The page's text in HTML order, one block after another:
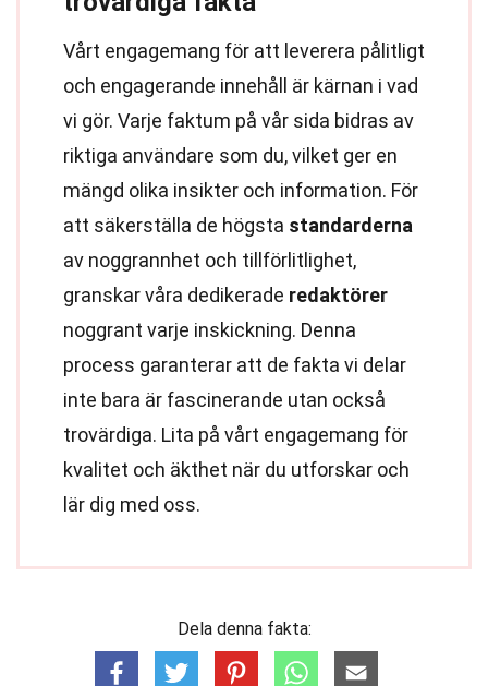
Vårt engagemang för att leverera pålitligt
och engagerande innehåll är kärnan i vad
vi gör. Varje faktum på vår sida bidras av
riktiga användare som du, vilket ger en
mängd olika insikter och information. För
att säkerställa de högsta standarderna
av noggrannhet och tillförlitlighet,
granskar våra dedikerade redaktörer
noggrant varje inskickning. Denna
process garanterar att de fakta vi delar
inte bara är fascinerande utan också
trovärdiga. Lita på vårt engagemang för
kvalitet och äkthet när du utforskar och
lär dig med oss.
Dela denna fakta: